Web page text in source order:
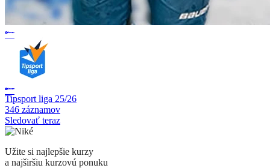
Tipsport liga 25/26
346 záznamov
Sledovať teraz
Užite si najlepšie kurzy
a najširšiu kurzovú ponuku